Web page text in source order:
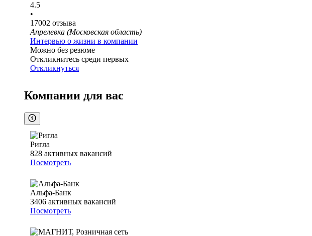
4.5
•
17002 отзыва
Апрелевка (Московская область)
Интервью о жизни в компании
Можно без резюме
Откликнитесь среди первых
Откликнуться
Компании для вас
Ригла
828 активных вакансий
Посмотреть
Альфа-Банк
3406 активных вакансий
Посмотреть